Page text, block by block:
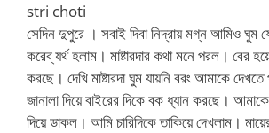
stri choti
সেদিন দুপুরে । সবাই দিবা নিদ্রায় মগ্ন আমিও ঘুম
করেব্ যর্থ হলাম। মাষ্টারদার কথা মনে পরল। বের
করছে। দেখি মাষ্টারদা ঘুম যায়নি বরং আমাকে
জানালা দিয়ে বাইরের দিকে বক ধ্যান করছে।
দিয়ে ডাকল। আমি চারিদিকে তাকিয়ে দেখলাম।